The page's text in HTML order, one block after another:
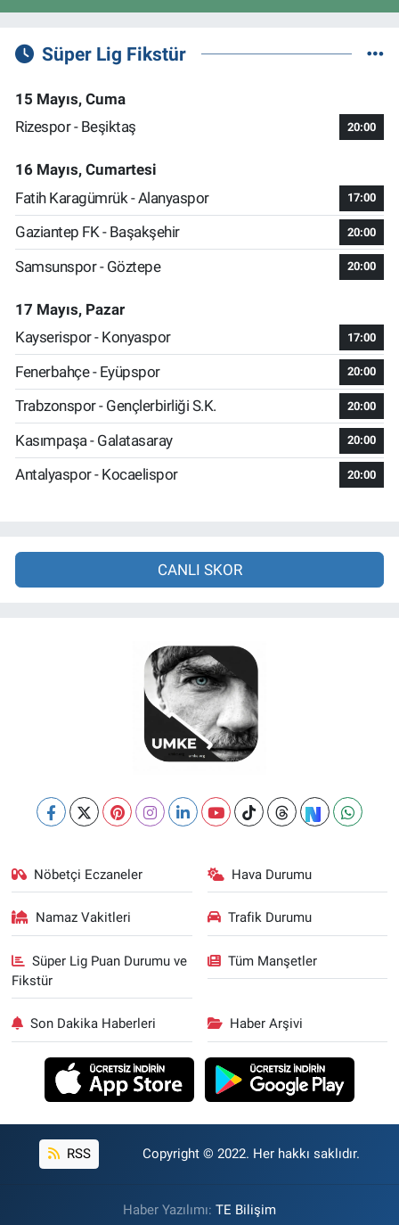
Süper Lig Fikstür
15 Mayıs, Cuma
Rizespor - Beşiktaş
20:00
16 Mayıs, Cumartesi
Fatih Karagümrük - Alanyaspor
17:00
Gaziantep FK - Başakşehir 20:00
Samsunspor - Göztepe 20:00
17 Mayıs, Pazar
Kayserispor - Konyaspor
17:00
Fenerbahçe - Eyüpspor 20:00
Trabzonspor - Gençlerbirliği S.K. 20:00
Kasımpaşa - Galatasaray 20:00
Antalyaspor - Kocaelispor 20:00
CANLI SKOR
Nöbetçi Eczaneler Hava Durumu
Namaz Vakitleri Trafik Durumu
Süper Lig Puan Durumu ve
Fikstür
Tüm Manşetler
Son Dakika Haberleri Haber Arşivi
RSS Copyright © 2022. Her hakkı saklıdır.
Haber Yazılımı: TE Bilişim